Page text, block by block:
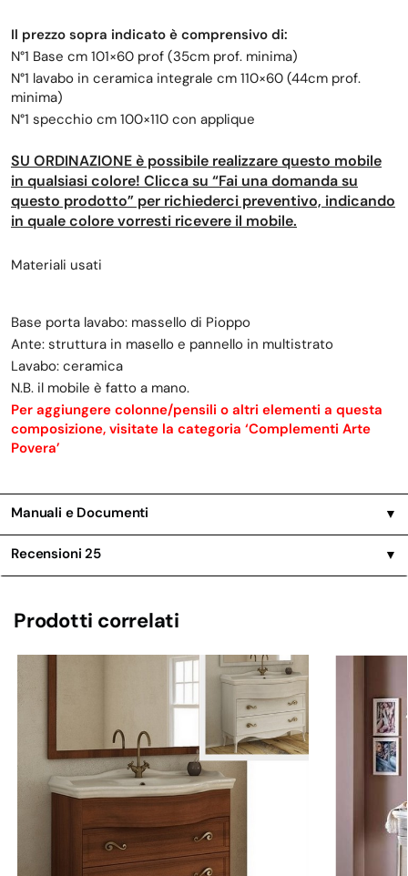
Il prezzo sopra indicato è comprensivo di:
N°1 Base cm 101×60 prof (35cm prof. minima)
N°1 lavabo in ceramica integrale cm 110×60 (44cm prof.
minima)
N°1 specchio cm 100×110 con applique
SU ORDINAZIONE è possibile realizzare questo mobile
in qualsiasi colore! Clicca su “Fai una domanda su
questo prodotto” per richiederci preventivo, indicando
in quale colore vorresti ricevere il mobile.
Materiali usati
Base porta lavabo: massello di Pioppo
Ante: struttura in masello e pannello in multistrato
Lavabo: ceramica
N.B. il mobile è fatto a mano.
Per aggiungere colonne/pensili o altri elementi a questa
composizione, visitate la categoria ‘Complementi Arte
Povera’
Manuali e Documenti ▼
Recensioni25 ▼
Prodotti correlati